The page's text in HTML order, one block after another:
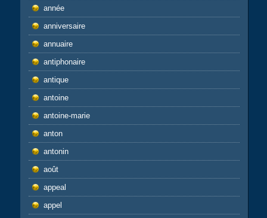
année
anniversaire
annuaire
antiphonaire
antique
antoine
antoine-marie
anton
antonin
août
appeal
appel